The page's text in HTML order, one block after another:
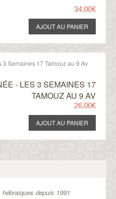
34,00€
- LES 3 SEMAINES 17
TAMOUZ AU 9 AV
26,00€
depuis 1991